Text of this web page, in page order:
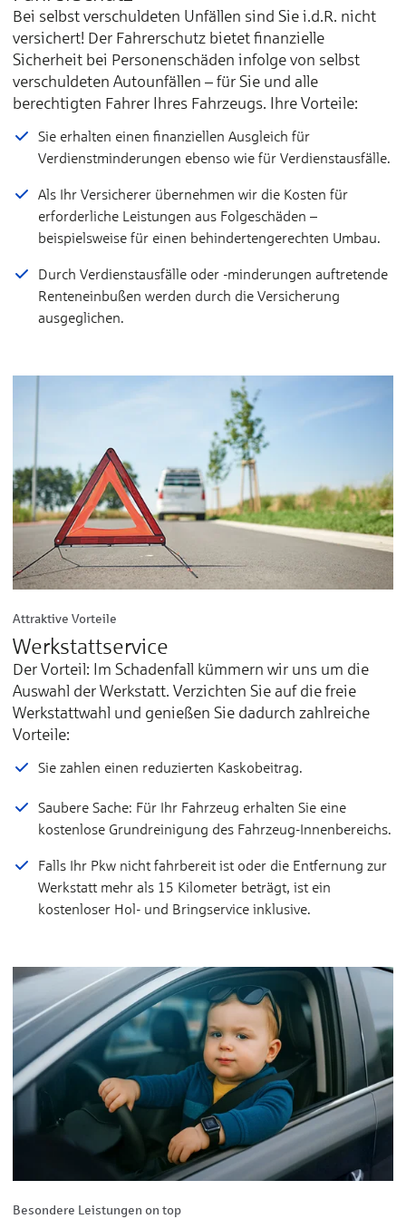
Kaufwert­entschädigung bis
Erstattung einer Wertminderung
Fahrzeugunterstellkosten aufgrund eines versicherten
Bei selbst verschuldeten Unfällen sind Sie i.d.R. nicht
versichert! Der Fahrerschutz bietet finanzielle
Sicherheit bei Personenschäden infolge von selbst
verschuldeten Autounfällen – für Sie und alle
berechtigten Fahrer Ihres Fahrzeugs. Ihre Vorteile:
Sie erhalten einen finanziellen Ausgleich für
Verdienstminderungen ebenso wie für Verdienstausfälle.
Als Ihr Versicherer übernehmen wir die Kosten für
erforderliche Leistungen aus Folgeschäden –
beispielsweise für einen behindertengerechten Umbau.
Durch Verdienstausfälle oder -minderungen auftretende
Renteneinbußen werden durch die Versicherung
ausgeglichen.
Attraktive Vorteile
Werkstattservice
Der Vorteil: Im Schadenfall kümmern wir uns um die
Auswahl der Werkstatt. Verzichten Sie auf die freie
Werkstattwahl und genießen Sie dadurch zahlreiche
Vorteile:
Sie zahlen einen reduzierten Kaskobeitrag.
Saubere Sache: Für Ihr Fahrzeug erhalten Sie eine
kostenlose Grundreinigung des Fahrzeug-Innenbereichs.
Falls Ihr Pkw nicht fahrbereit ist oder die Entfernung zur
Werkstatt mehr als 15 Kilometer beträgt, ist ein
kostenloser Hol- und Bringservice inklusive.
Besondere Leistungen on top